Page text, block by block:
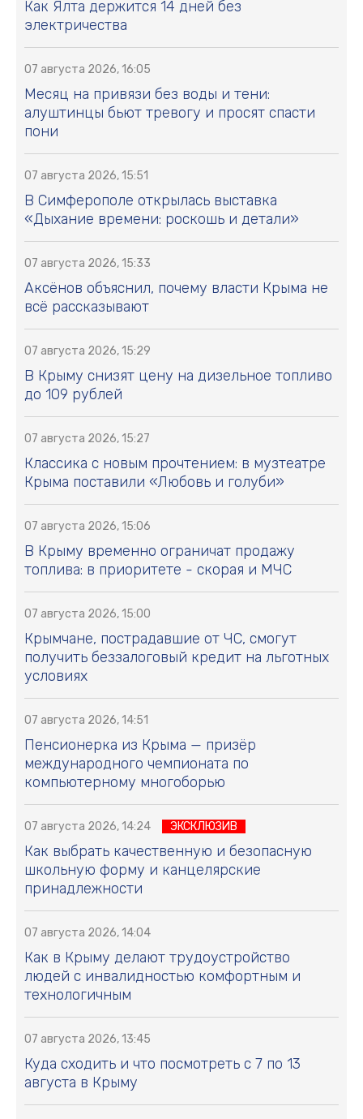
Как Ялта держится 14 дней без
электричества
07 августа 2026, 16:05
Месяц на привязи без воды и тени:
алуштинцы бьют тревогу и просят спасти
пони
07 августа 2026, 15:51
В Симферополе открылась выставка
«Дыхание времени: роскошь и детали»
07 августа 2026, 15:33
Аксёнов объяснил, почему власти Крыма не
всё рассказывают
07 августа 2026, 15:29
В Крыму снизят цену на дизельное топливо
до 109 рублей
07 августа 2026, 15:27
Классика с новым прочтением: в музтеатре
Крыма поставили «Любовь и голуби»
07 августа 2026, 15:06
В Крыму временно ограничат продажу
топлива: в приоритете - скорая и МЧС
07 августа 2026, 15:00
Крымчане, пострадавшие от ЧС, смогут
получить беззалоговый кредит на льготных
условиях
07 августа 2026, 14:51
Пенсионерка из Крыма — призёр
международного чемпионата по
компьютерному многоборью
07 августа 2026, 14:24 ЭКСКЛЮЗИВ
Как выбрать качественную и безопасную
школьную форму и канцелярские
принадлежности
07 августа 2026, 14:04
Как в Крыму делают трудоустройство
людей с инвалидностью комфортным и
технологичным
07 августа 2026, 13:45
Куда сходить и что посмотреть с 7 по 13
августа в Крыму